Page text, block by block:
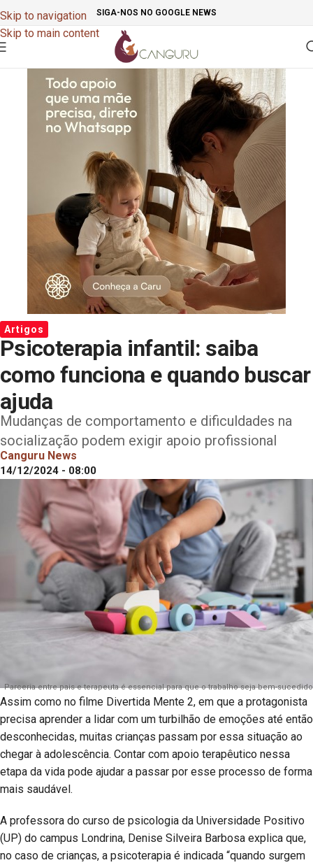
Skip to navigation
Skip to main content
SIGA-NOS NO GOOGLE NEWS
Artigos
Psicoterapia infantil: saiba
como funciona e quando buscar
ajuda
Mudanças de comportamento e dificuldades na
socialização podem exigir apoio profissional
Canguru News
14/12/2024 - 08:00
Parceria entre pais e terapeuta é essencial para que o trabalho seja bem-sucedido
Assim como no filme Divertida Mente 2, em que a protagonista
precisa aprender a lidar com um turbilhão de emoções até então
desconhecidas, muitas crianças passam por essa situação ao
chegar à adolescência. Contar com apoio terapêutico nessa
etapa da vida pode ajudar a passar por esse processo de forma
mais saudável.
A professora do curso de psicologia da Universidade Positivo
(UP) do campus Londrina, Denise Silveira Barbosa explica que,
no caso de crianças, a psicoterapia é indicada “quando surgem